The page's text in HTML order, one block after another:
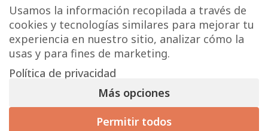
Copyright © Onlytiles S.L.
La Casa de los Azulejos ®
Usamos la información recopilada a través de
cookies y tecnologías similares para mejorar tu
experiencia en nuestro sitio, analizar cómo la
usas y para fines de marketing.
Política de privacidad
Más opciones
Permitir todos